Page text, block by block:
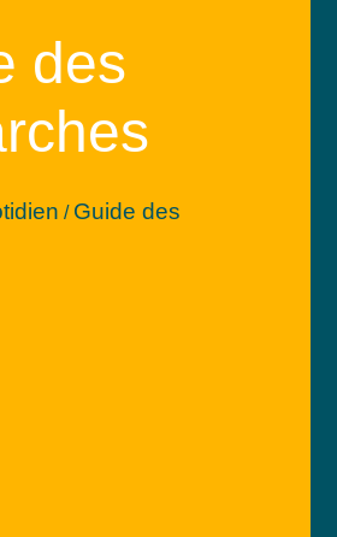
des
/ Guide des